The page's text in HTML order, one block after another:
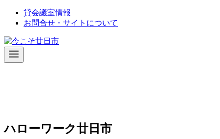
ン
ツ
へ
貸会議室情報
お問合せ・サイトについて
ハローワーク廿日市